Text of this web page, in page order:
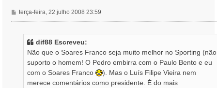
M
e
terça-feira, 22 julho 2008 23:59
dif88 Escreveu:
Não que o Soares Franco seja muito melhor no Sporting (não
suporto o homem! O Pedro embirra com o Paulo Bento e eu
com o Soares Franco
). Mas o Luís Filipe Vieira nem
merece comentários como presidente. É do mais